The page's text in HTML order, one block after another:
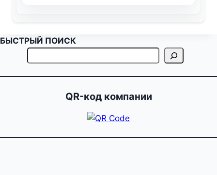
БЫСТРЫЙ ПОИСК
QR-код компании